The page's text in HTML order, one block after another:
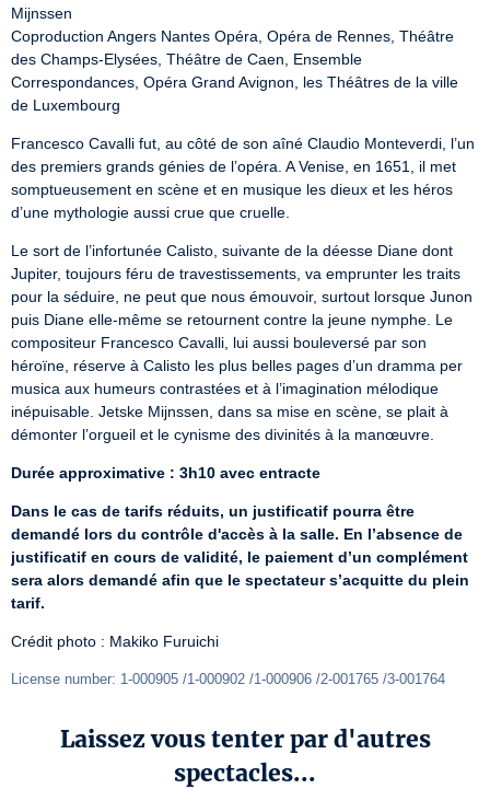
Mijnssen
Coproduction Angers Nantes Opéra, Opéra de Rennes, Théâtre
des Champs-Elysées, Théâtre de Caen, Ensemble
Correspondances, Opéra Grand Avignon, les Théâtres de la ville
de Luxembourg
Francesco Cavalli fut, au côté de son aîné Claudio Monteverdi, l’un
des premiers grands génies de l’opéra. A Venise, en 1651, il met
somptueusement en scène et en musique les dieux et les héros
d’une mythologie aussi crue que cruelle.
Le sort de l’infortunée Calisto, suivante de la déesse Diane dont
Jupiter, toujours féru de travestissements, va emprunter les traits
pour la séduire, ne peut que nous émouvoir, surtout lorsque Junon
puis Diane elle-même se retournent contre la jeune nymphe. Le
compositeur Francesco Cavalli, lui aussi bouleversé par son
héroïne, réserve à Calisto les plus belles pages d’un dramma per
musica aux humeurs contrastées et à l’imagination mélodique
inépuisable. Jetske Mijnssen, dans sa mise en scène, se plait à
démonter l’orgueil et le cynisme des divinités à la manœuvre.
Durée approximative : 3h10 avec entracte
Dans le cas de tarifs réduits, un justificatif pourra être
demandé lors du contrôle d'accès à la salle. En l’absence de
justificatif en cours de validité, le paiement d’un complément
sera alors demandé afin que le spectateur s’acquitte du plein
tarif.
Crédit photo : Makiko Furuichi
License number: 1-000905 /1-000902 /1-000906 /2-001765 /3-001764
Laissez vous tenter par d'autres
spectacles...